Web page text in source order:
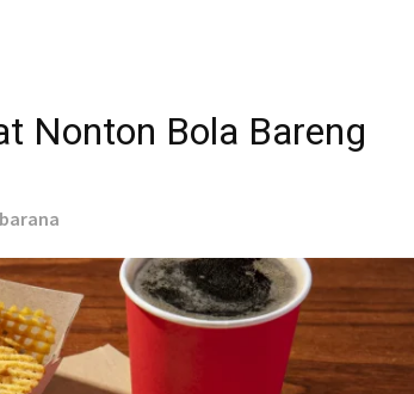
Nonton Bola Bareng